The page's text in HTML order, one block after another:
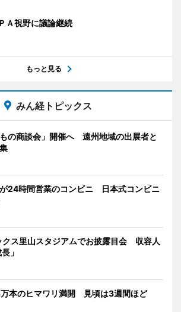
Ａ視野に議論継続
もっと見る
みん経トピックス
もの商談会」開催へ 遠州地域の出展者と
24時間営業のコンビニ 日本式コンビニ
クス里山スタジアムでお披露目会 収容人
」
本のヒマワリ満開 見頃は3週間ほど